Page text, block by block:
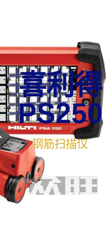
喜利得
PS250
钢筋扫描仪